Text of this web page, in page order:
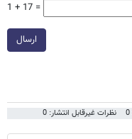
1 + 17 =
ارسال
نظرات غیرقابل انتشار: 0